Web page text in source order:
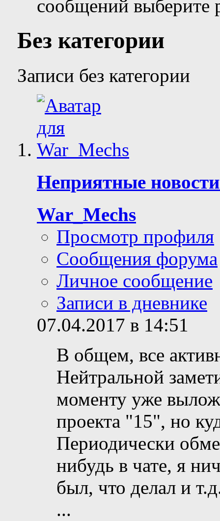
сообщений выберите
Без категории
Записи без категории
Неприятные
War_Mechs
Просмотр профиля
Сообщения форума
Личное сообщение
Записи в дневнике
07.04.2017 в 14:51
В общем, все
Нейтральной
моменту уже
проекта "15", но
Периодически
нибудь в чате, я
был, что делал и
...